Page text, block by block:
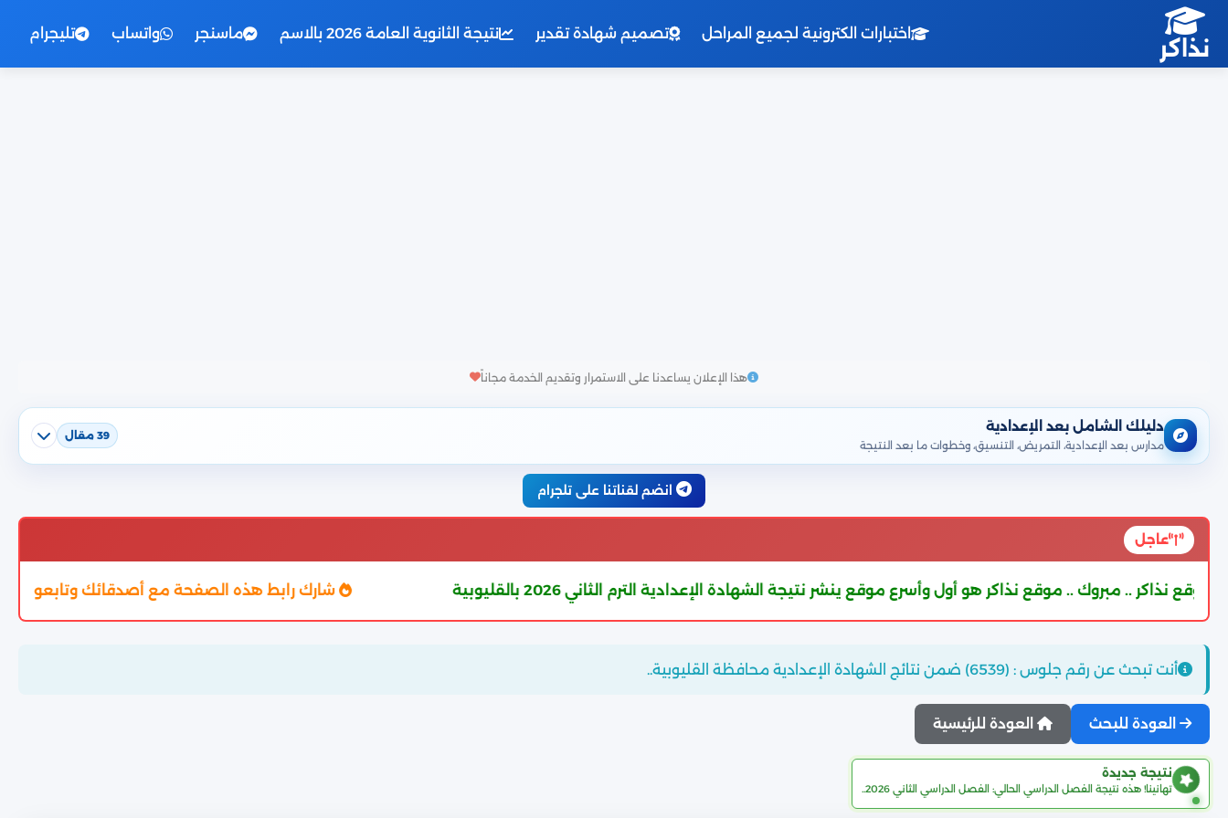
نذاكر
اختبارات الكترونية لجميع المراحل تصميم شهادة تقدير نتيجة الثانوية العامة 2026 بالاسم ماسنجر واتساب تليجرام
هذا الإعلان يساعدنا على الاستمرار وتقديم الخدمة مجاناً
دليلك الشامل بعد الإعدادية
مدارس بعد الإعدادية، التمريض، التنسيق، وخطوات ما بعد النتيجة
39 مقال
انضم لقناتنا على تلجرام
عاجل
مبروك .. موقع نذاكر هو أول وأسرع موقع ينشر نتيجة الشهادة الإعدادية الترم الثاني 2026 بالقليوبية شارك رابط هذه الصفحة مع أصدقائك وتابعوا النتيجة من
أنت تبحث عن رقم جلوس : (6539) ضمن نتائج الشهادة الإعدادية محافظة القليوبية..
العودة للبحث العودة للرئيسية
نتيجة جديدة
تهانينا! هذه نتيجة الفصل الدراسي الحالي: الفصل الدراسي الثاني 2026..